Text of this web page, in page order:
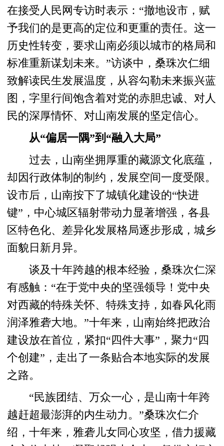
在接受人民网专访时表示：“撤地设市，赋
予我们的是更高的定位和更重的责任。这一
历史性转变，要求山南必须以城市的格局和
标准重新谋划未来。”访谈中，桑珠次仁细
致解读民生发展温度，从容勾勒未来振兴蓝
图，字里行间饱含着对党的赤胆忠诚、对人
民的深厚情怀、对山南发展的坚定信心。
从“偏居一隅”到“融入大局”
过去，山南坐拥厚重的藏源文化底蕴，
却因行政体制的制约，发展空间一度受限。
设市后，山南按下了城镇化建设的“快进
键”，中心城区辐射带动力显著增强，各县
区特色化、差异化发展格局逐步形成，城乡
面貌日新月异。
谈及十年跨越的根本经验，桑珠次仁深
有感触：“在于党中央的坚强领导！党中央
对西藏的特殊关怀、特殊支持，如春风化雨
润泽雅砻大地。”十年来，山南始终把政治
建设放在首位，紧扣“四件大事”，聚力“四
个创建”，走出了一条贴合本地实际的发展
之路。
“民族团结、万众一心，是山南十年跨
越赶超最澎湃的内生动力。”桑珠次仁介
绍，十年来，雅砻儿女同心攻坚，借力援藏